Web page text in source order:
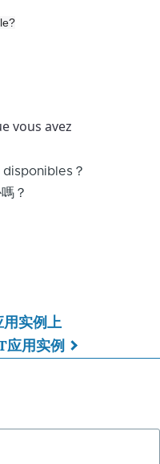
vous avez
？
？
实例上
应用实例